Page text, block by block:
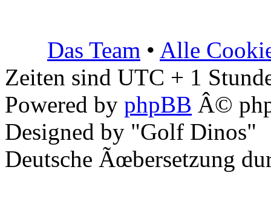
Das Team • Alle
Zeiten sind UTC + 1
Powered by phpBB Â©
Designed by "Golf Dinos"
Deutsche Ãœbersetzung